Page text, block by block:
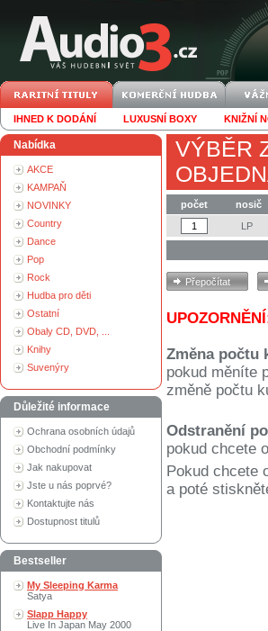
IHNED K DODÁNÍ LUXUSNÍ BOXY KNIŽNÍ
Nabídka
AKCE
KAMPAŇ
NOVINKY
Country
Dance
Pop
Rock
Hudba pro děti
Ostatní
Obaly CD, DVD, ...
Knihy
Suvenýry
Důležité informace
Ochrana osobních údajů
Obchodní podmínky
Jak nakupovat
Jste u nás poprvé?
Kontaktujte nás
Dostupnost titulů
Bestseller
My Sleeping Karma
Satya
Slapp Happy
Live In Japan May 2000
VÝBĚR
počet nosič
LP
Změna počtu
pokud měníte
změně počtu
Odstranění
pokud chcete
Pokud chcete
a poté